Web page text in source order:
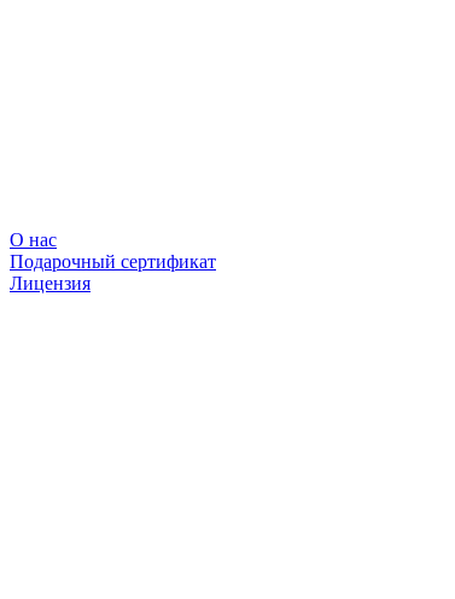
О нас
Подарочный сертификат
Лицензия